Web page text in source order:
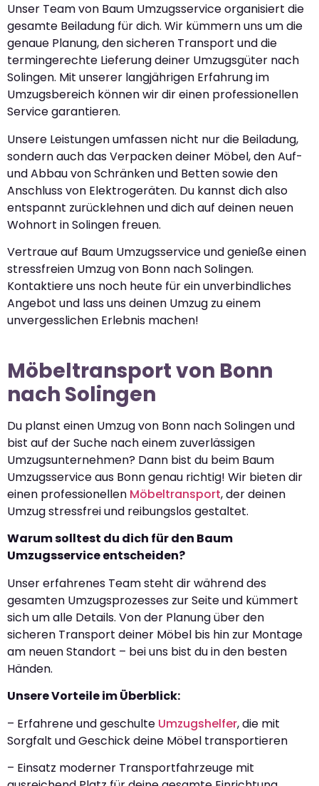
Unser Team von Baum Umzugsservice organisiert die
gesamte Beiladung für dich. Wir kümmern uns um die
genaue Planung, den sicheren Transport und die
termingerechte Lieferung deiner Umzugsgüter nach
Solingen. Mit unserer langjährigen Erfahrung im
Umzugsbereich können wir dir einen professionellen
Service garantieren.
Unsere Leistungen umfassen nicht nur die Beiladung,
sondern auch das Verpacken deiner Möbel, den Auf-
und Abbau von Schränken und Betten sowie den
Anschluss von Elektrogeräten. Du kannst dich also
entspannt zurücklehnen und dich auf deinen neuen
Wohnort in Solingen freuen.
Vertraue auf Baum Umzugsservice und genieße einen
stressfreien Umzug von Bonn nach Solingen.
Kontaktiere uns noch heute für ein unverbindliches
Angebot und lass uns deinen Umzug zu einem
unvergesslichen Erlebnis machen!
Möbeltransport von Bonn
nach Solingen
Du planst einen Umzug von Bonn nach Solingen und
bist auf der Suche nach einem zuverlässigen
Umzugsunternehmen? Dann bist du beim Baum
Umzugsservice aus Bonn genau richtig! Wir bieten dir
einen professionellen Möbeltransport, der deinen
Umzug stressfrei und reibungslos gestaltet.
Warum solltest du dich für den Baum
Umzugsservice entscheiden?
Unser erfahrenes Team steht dir während des
gesamten Umzugsprozesses zur Seite und kümmert
sich um alle Details. Von der Planung über den
sicheren Transport deiner Möbel bis hin zur Montage
am neuen Standort – bei uns bist du in den besten
Händen.
Unsere Vorteile im Überblick:
– Erfahrene und geschulte Umzugshelfer, die mit
Sorgfalt und Geschick deine Möbel transportieren
– Einsatz moderner Transportfahrzeuge mit